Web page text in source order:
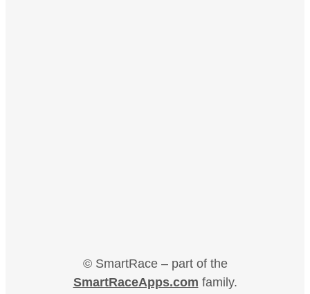
© SmartRace – part of the
SmartRaceApps.com family.